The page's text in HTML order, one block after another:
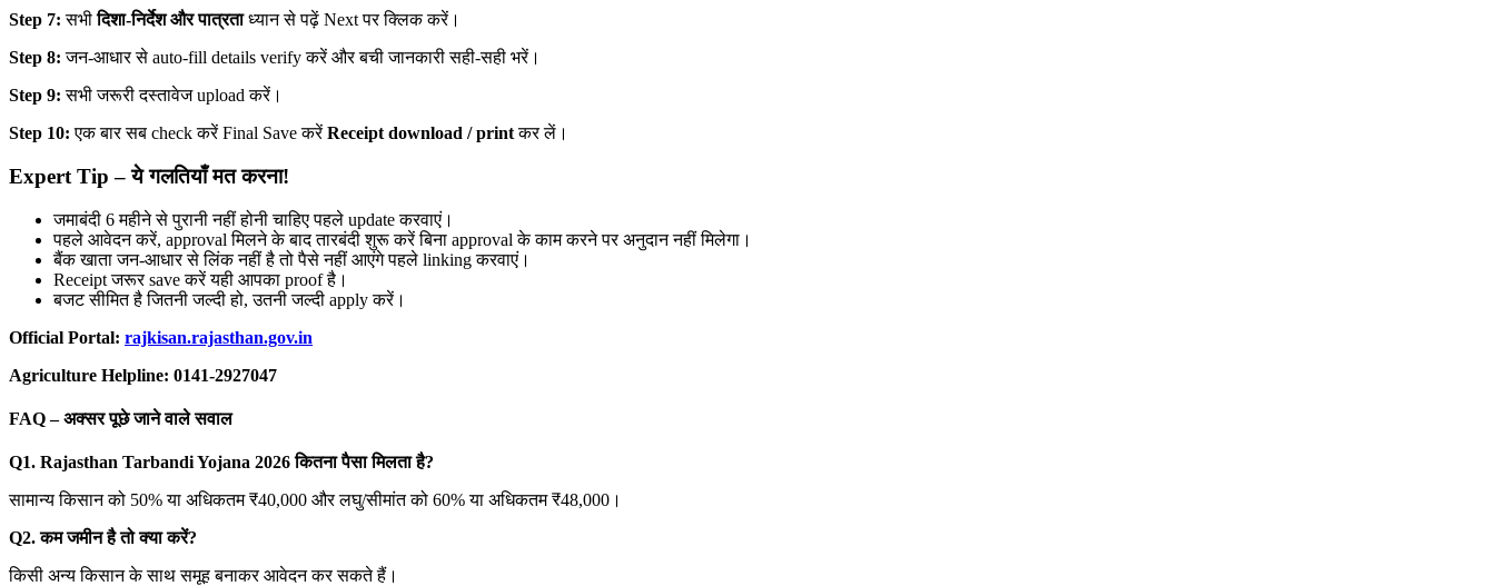
Step 7: सभीदिशा-निर्देश और पात्रताध्यान से पढ़ें Next पर क्लिक करें।
Step 8: जन-आधार से auto-fill details verify करें और बची जानकारी सही-सही भरें।
Step 9: सभी जरूरी दस्तावेज upload करें।
Step 10: एक बार सब check करें Final Save करेंReceipt download / printकर लें।
Expert Tip – ये गलतियाँ मत करना!
जमाबंदी 6 महीने से पुरानी नहीं होनी चाहिए पहले update करवाएं।
पहले आवेदन करें, approval मिलने के बाद तारबंदी शुरू करें बिना approval के काम करने पर अनुदान नहीं मिलेगा।
बैंक खाता जन-आधार से लिंक नहीं है तो पैसे नहीं आएंगे पहले linking करवाएं।
Receipt जरूर save करें यही आपका proof है।
बजट सीमित है जितनी जल्दी हो, उतनी जल्दी apply करें।
Official Portal: rajkisan.rajasthan.gov.in
Agriculture Helpline: 0141-2927047
FAQ – अक्सर पूछे जाने वाले सवाल
Q1. Rajasthan Tarbandi Yojana 2026 कितना पैसा मिलता है?
सामान्य किसान को 50% या अधिकतम ₹40,000 और लघु/सीमांत को 60% या अधिकतम ₹48,000।
Q2. कम जमीन है तो क्या करें?
किसी अन्य किसान के साथ समूह बनाकर आवेदन कर सकते हैं।